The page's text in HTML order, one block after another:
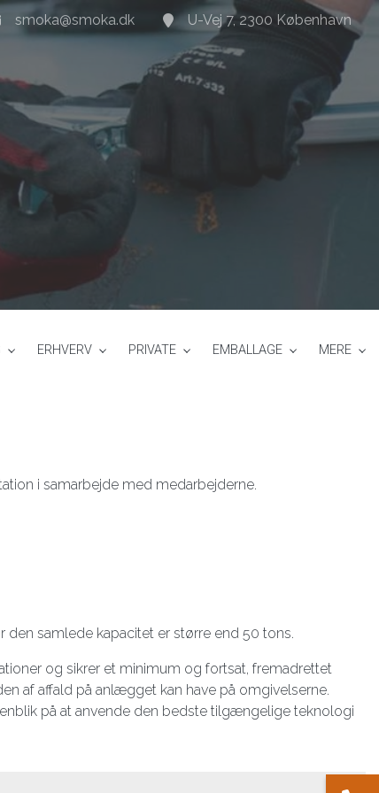
smoka@smoka.dk U-Vej 7, 2300 København
ERHVERV​ PRIVATE EMBALLAGE MERE
i samarbejde med medarbejderne.
samlede kapacitet er større end 50 tons.
og sikrer et minimum og fortsat, fremadrettet
af affald på anlægget kan have på omgivelserne.
på at anvende den bedste tilgængelige teknologi